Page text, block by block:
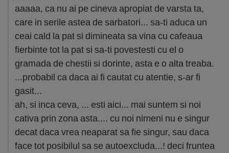
aaaaa, ca nu ai pe cineva apropiat de varsta ta,
care in serile astea de sarbatori... sa-ti aduca un
ceai cald la pat si dimineata sa vina cu cafeaua
fierbinte tot la pat si sa-ti povestesti cu el o
gramada de chestii si dorinte, asta e o alta treaba.
...probabil ca daca ai fi cautat cu atentie, s-ar fi
gasit...
ah, si inca ceva, ... esti aici... mai suntem si noi
cativa prin zona asta.... cu noi nimeni nu e singur
decat daca vrea neaparat sa fie singur, sau daca
face tot posibilul sa se autoexcluda...! deci fruntea